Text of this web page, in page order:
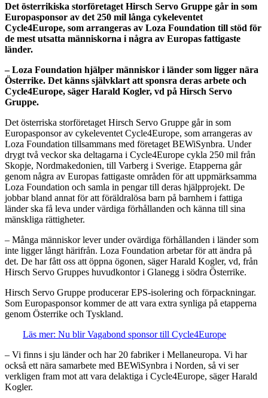
Det österrikiska storföretaget Hirsch Servo Gruppe går in som
Europasponsor av det 250 mil långa cykeleventet
Cycle4Europe, som arrangeras av Loza Foundation till stöd för
de mest utsatta människorna i några av Europas fattigaste
länder.
– Loza Foundation hjälper människor i länder som ligger nära
Österrike. Det känns självklart att sponsra deras arbete och
Cycle4Europe, säger Harald Kogler, vd på Hirsch Servo
Gruppe.
Det österriska storföretaget Hirsch Servo Gruppe går in som
Europasponsor av cykeleventet Cycle4Europe, som arrangeras av
Loza Foundation tillsammans med företaget BEWiSynbra. Under
drygt två veckor ska deltagarna i Cycle4Europe cykla 250 mil från
Skopje, Nordmakedonien, till Varberg i Sverige. Etapperna går
genom några av Europas fattigaste områden för att uppmärksamma
Loza Foundation och samla in pengar till deras hjälpprojekt. De
jobbar bland annat för att föräldralösa barn på barnhem i fattiga
länder ska få leva under värdiga förhållanden och känna till sina
mänskliga rättigheter.
– Många människor lever under ovärdiga förhållanden i länder som
inte ligger långt härifrån. Loza Foundation arbetar för att ändra på
det. De har fått oss att öppna ögonen, säger Harald Kogler, vd, från
Hirsch Servo Gruppes huvudkontor i Glanegg i södra Österrike.
Hirsch Servo Gruppe producerar EPS-isolering och förpackningar.
Som Europasponsor kommer de att vara extra synliga på etapperna
genom Österrike och Tyskland.
Läs mer: Nu blir Vagabond sponsor till Cycle4Europe
– Vi finns i sju länder och har 20 fabriker i Mellaneuropa. Vi har
också ett nära samarbete med BEWiSynbra i Norden, så vi ser
verkligen fram mot att vara delaktiga i Cycle4Europe, säger Harald
Kogler.